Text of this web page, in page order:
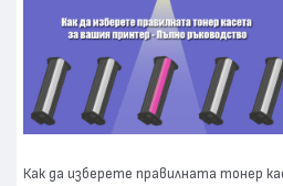
Как да изберете правилната тонер